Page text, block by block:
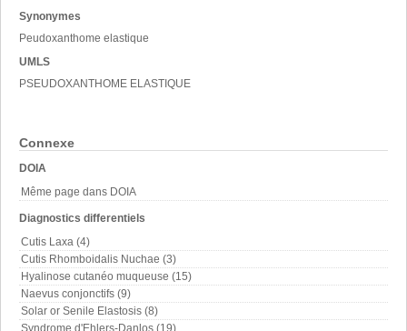
Connexe
DOIA
Même page dans DOIA
Diagnostics differentiels
Cutis Laxa (4)
Cutis Rhomboidalis Nuchae (3)
Hyalinose cutanéo muqueuse (15)
Naevus conjonctifs (9)
Solar or Senile Elastosis (8)
Syndrome d'Ehlers-Danlos (19)
Synonymes
Peudoxanthome elastique
UMLS
PSEUDOXANTHOME ELASTIQUE